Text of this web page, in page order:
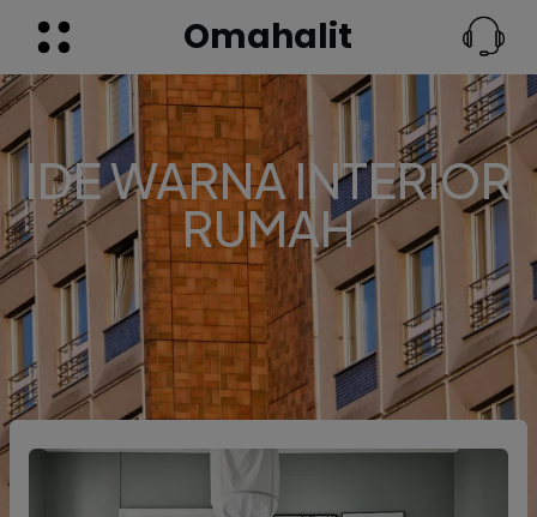
Omahalit
IDE WARNA INTERIOR
RUMAH